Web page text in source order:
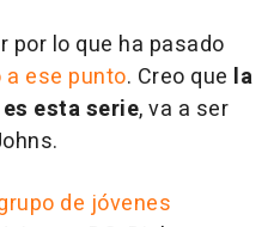
por lo que ha pasado
ese punto. Creo que la
esta serie, va a ser
de jóvenes